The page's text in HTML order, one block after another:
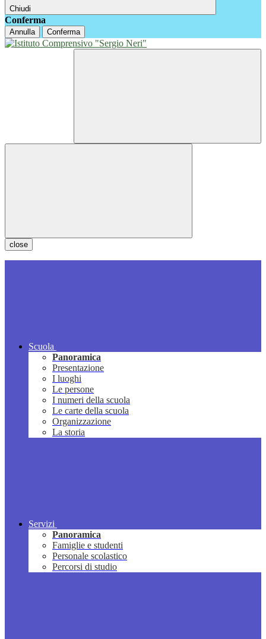
Chiudi
Conferma
Annulla Conferma
close
Scuola
Panoramica
Presentazione
I luoghi
Le persone
I numeri della scuola
Le carte della scuola
Organizzazione
La storia
Servizi
Panoramica
Famiglie e studenti
Personale scolastico
Percorsi di studio